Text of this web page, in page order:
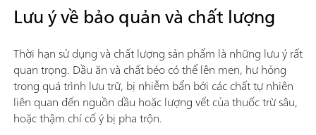
Lưu ý về bảo quản và chất lượng
Thời hạn sử dụng và chất lượng sản phẩm là những lưu ý rất
quan trọng. Dầu ăn và chất béo có thể lên men, hư hỏng
trong quá trình lưu trữ, bị nhiễm bẩn bởi các chất tự nhiên
liên quan đến nguồn dầu hoặc lượng vết của thuốc trừ sâu,
hoặc thậm chí cố ý bị pha trộn.